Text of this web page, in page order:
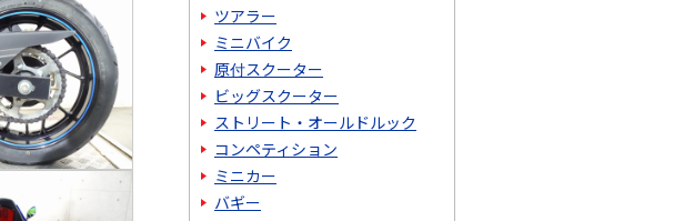
ツアラー
ミニバイク
原付スクーター
ビッグスクーター
ストリート・オールドルック
コンペティション
ミニカー
バギー